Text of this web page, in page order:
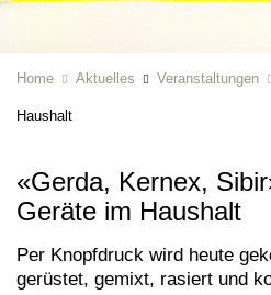
Home Aktuelles Veranstaltungen
Haushalt
«Gerda, Kernex,
Geräte im Haushalt
Per Knopfdruck wird heute
gerüstet, gemixt, rasiert und